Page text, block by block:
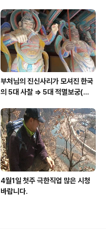
부처님의 진신사리가 모셔진 한국
의 5대 사찰 => 5대 적멸보궁(寂
4월1일 첫주 극한직업 많은 시청
바랍니다.